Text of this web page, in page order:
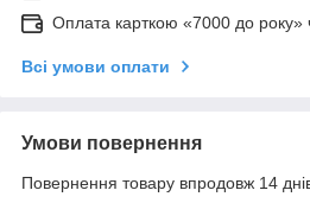
Оплата карткою «7000 до року»
Всі умови оплати
Умови повернення
Повернення товару впродовж 14